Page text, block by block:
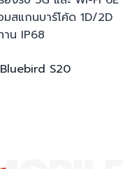
Bluebird S20